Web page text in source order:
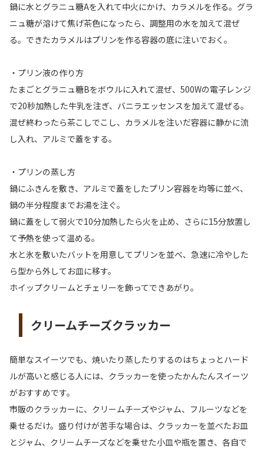
鍋に水とグラニュ糖Aを入れて中火にかけ、カラメルを作る。グラ
ニュ糖が溶けて焦げ茶色になったら、調整用の水を加えて混ぜ
る。できたカラメルはプリンを作る容器の底に注いでおく。
・プリン液の作り方
たまごとグラニュ糖Bをボウルに入れて混ぜ、500Wの電子レンジ
で20秒加熱した牛乳を注ぎ、バニラエッセンスを加えて混ぜる。
混ぜ終わったら茶こしでこし、カラメルを注いだ容器に静かに流
し入れ、アルミで蓋をする。
・プリンの蒸し方
鍋にふきんを敷き、アルミで蓋をしたプリン容器を均等に並べ、
鍋の半分程度までお湯を注ぐ。
鍋に蓋をして弱火で10分加熱したら火を止め、さらに15分放置し
て予熱を使って温める。
水と氷を敷いたバットを用意してプリンを並べ、急速に冷やした
ら型から外してお皿に移す。
ホイップクリームとチェリーを飾ってできあがり。
クリームチーズクラッカー
簡単なスイーツでも、焼いたり蒸したりするのはちょっとハード
ルが高いと感じる人には、クラッカーを使ったかんたんスイーツ
がおすすめです。
市販のクラッカーに、クリームチーズやジャム、フルーツなどを
乗せるだけ。盛り付けが苦手な場合は、クラッカーを並べたお皿
とジャム、クリームチーズなどを乗せた小皿や瓶を置き、各自で